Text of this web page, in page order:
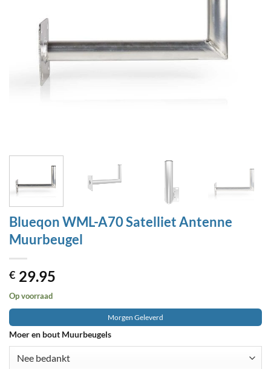
Blueqon WML-A70 Satelliet Antenne
Muurbeugel
€ 29.95
Op voorraad
Morgen Geleverd
Moer en bout Muurbeugels